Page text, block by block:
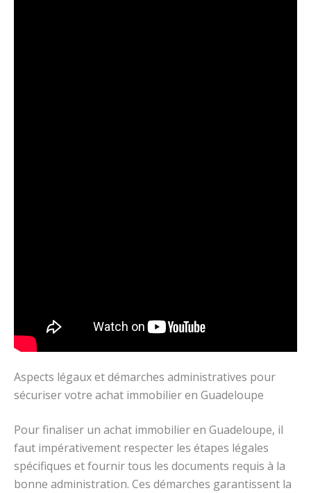
Aspects légaux et démarches administratives pour
sécuriser votre achat immobilier en Guadeloupe
Pour finaliser un achat immobilier en Guadeloupe, il
faut impérativement respecter les étapes légales
spécifiques et fournir tous les documents requis à la
bonne administration. Ces démarches garantissent la